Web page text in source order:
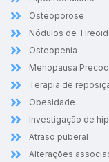
Osteoporose
Nódulos de
Osteopenia
Menopausa
Terapia de
Obesidade
Investigação de
Atraso puberal
Alterações